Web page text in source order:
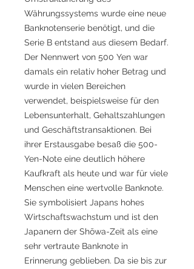
Währungssystems wurde eine neue
Banknotenserie benötigt, und die
Serie B entstand aus diesem Bedarf.
Der Nennwert von 500 Yen war
damals ein relativ hoher Betrag und
wurde in vielen Bereichen
verwendet, beispielsweise für den
Lebensunterhalt, Gehaltszahlungen
und Geschäftstransaktionen. Bei
ihrer Erstausgabe besaß die 500-
Yen-Note eine deutlich höhere
Kaufkraft als heute und war für viele
Menschen eine wertvolle Banknote.
Sie symbolisiert Japans hohes
Wirtschaftswachstum und ist den
Japanern der Shōwa-Zeit als eine
sehr vertraute Banknote in
Erinnerung geblieben. Da sie bis zur